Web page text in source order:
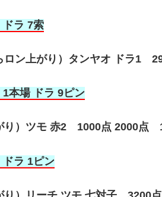
ラ 7索
ロン上がり）タンヤオ ドラ1
本場 ドラ 9ピン
り）ツモ 赤2 1000点 2000点
ドラ 1ピン